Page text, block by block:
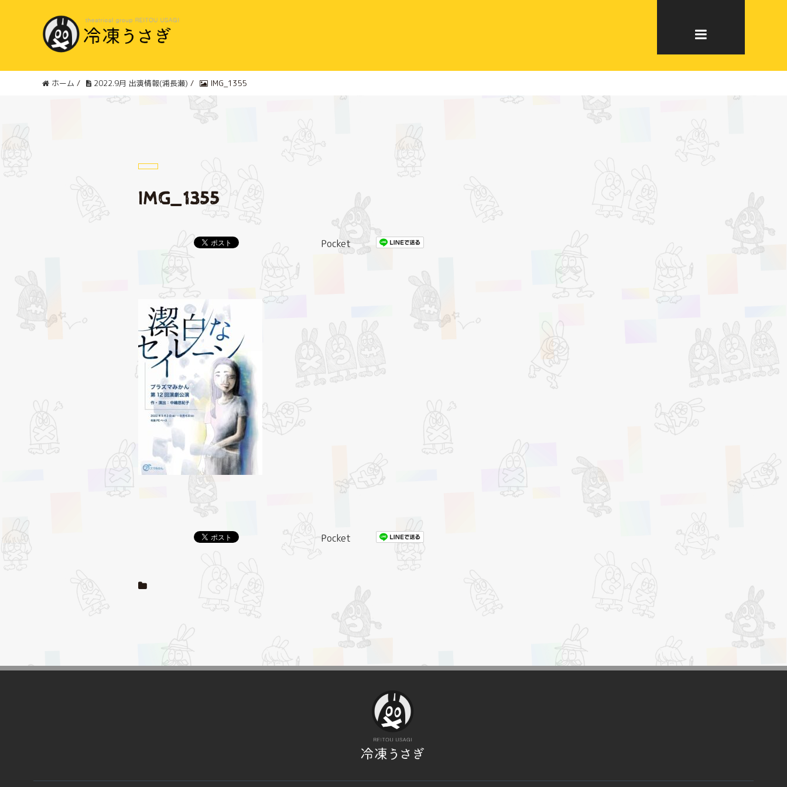
ホーム / 2022.9月 出演情報(浦長瀬) / IMG_1355
IMG_1355
Pocket
Pocket